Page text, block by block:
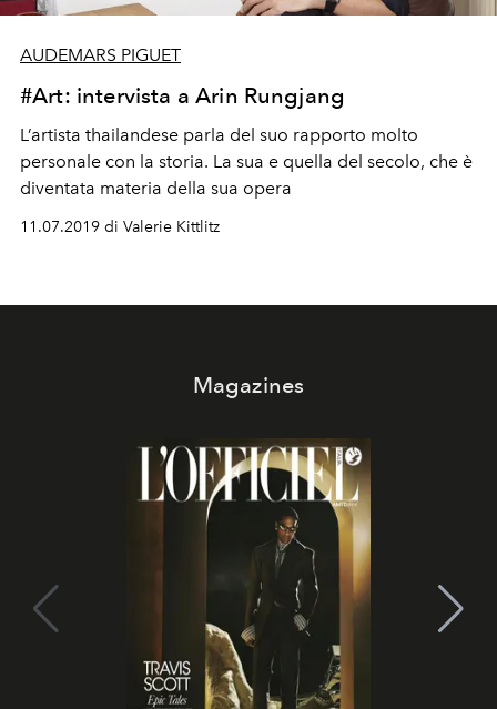
AUDEMARS PIGUET
#Art: intervista a Arin Rungjang
L’artista thailandese parla del suo rapporto molto
personale con la storia. La sua e quella del secolo, che è
diventata materia della sua opera
11.07.2019 di Valerie Kittlitz
Magazines